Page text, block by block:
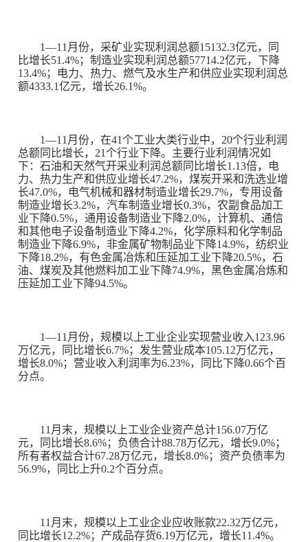
1—11 月份，采矿业实现利润总额15132.3亿元，同
比增长51.4%；制造业实现利润总额57714.2亿元，下降
13.4%；电力、热力、燃气及水生产和供应业实现利润总
额4333.1亿元，增长26.1%。
1—11 月份，在41个工业大类行业中， 20个行业利润
总额同比增长， 21个行业下降。主要行业利润情况如
下：石油和天然气开采业利润总额同比增长1.13倍，电
力、热力生产和供应业增长47.2%，煤炭开采和洗选业增
长47.0%，电气机械和器材制造业增长29.7%，专用设备
制造业增长3.2%，汽车制造业增长0.3%，农副食品加工
业下降0.5%，通用设备制造业下降2.0%，计算机、通信
和其他电子设备制造业下降4.2%，化学原料和化学制品
制造业下降6.9%，非金属矿物制品业下降14.9%，纺织业
下降18.2%，有色金属冶炼和压延加工业下降20.5%，石
油、煤炭及其他燃料加工业下降74.9%，黑色金属冶炼和
压延加工业下降94.5%。
1—11 月份，规模以上工业企业实现营业收入123.96
万亿元，同比增长6.7%；发生营业成本105.12万亿元，
增长8.0%；营业收入利润率为6.23%，同比下降0.66个百
分点。
11 月末，规模以上工业企业资产总计156.07万亿
元，同比增长8.6%；负债合计88.78万亿元，增长9.0%；
所有者权益合计67.28万亿元，增长8.0%；资产负债率为
56.9%，同比上升0.2个百分点。
11 月末，规模以上工业企业应收账款22.32万亿元，
同比增长12.2%；产成品存货6.19万亿元，增长11.4%。